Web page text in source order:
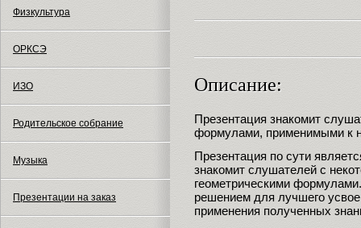
Физкультура
ОРКСЭ
ИЗО
Родительское собрание
Музыка
Презентации на заказ
Описание:
Презентация знакомит
формулами, применимыми к
Презентация по сути
знакомит слушателей с
геометрическими
решением для лучшего
применения полученных